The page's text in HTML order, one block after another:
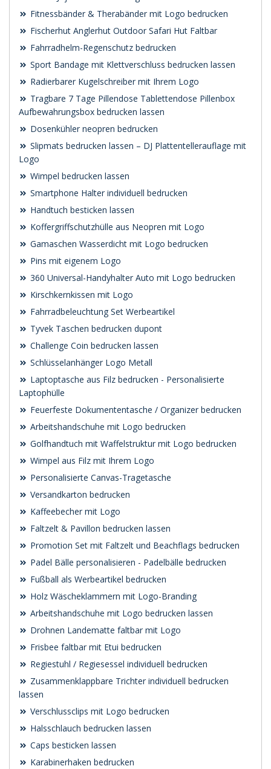
Fitnessbänder & Therabänder mit Logo bedrucken
Fischerhut Anglerhut Outdoor Safari Hut Faltbar
Fahrradhelm-Regenschutz bedrucken
Sport Bandage mit Klettverschluss bedrucken lassen
Radierbarer Kugelschreiber mit Ihrem Logo
Tragbare 7 Tage Pillendose Tablettendose Pillenbox
Aufbewahrungsbox bedrucken lassen
Dosenkühler neopren bedrucken
Slipmats bedrucken lassen – DJ Plattentellerauflage mit
Logo
Wimpel bedrucken lassen
Smartphone Halter individuell bedrucken
Handtuch besticken lassen
Koffergriffschutzhülle aus Neopren mit Logo
Gamaschen Wasserdicht mit Logo bedrucken
Pins mit eigenem Logo
360 Universal-Handyhalter Auto mit Logo bedrucken
Kirschkernkissen mit Logo
Fahrradbeleuchtung Set Werbeartikel
Tyvek Taschen bedrucken dupont
Challenge Coin bedrucken lassen
Schlüsselanhänger Logo Metall
Laptoptasche aus Filz bedrucken - Personalisierte
Laptophülle
Feuerfeste Dokumententasche / Organizer bedrucken
Arbeitshandschuhe mit Logo bedrucken
Golfhandtuch mit Waffelstruktur mit Logo bedrucken
Wimpel aus Filz mit Ihrem Logo
Personalisierte Canvas-Tragetasche
Versandkarton bedrucken
Kaffeebecher mit Logo
Faltzelt & Pavillon bedrucken lassen
Promotion Set mit Faltzelt und Beachflags bedrucken
Padel Bälle personalisieren - Padelbälle bedrucken
Fußball als Werbeartikel bedrucken
Holz Wäscheklammern mit Logo-Branding
Arbeitshandschuhe mit Logo bedrucken lassen
Drohnen Landematte faltbar mit Logo
Frisbee faltbar mit Etui bedrucken
Regiestuhl / Regiesessel individuell bedrucken
Zusammenklappbare Trichter individuell bedrucken
lassen
Verschlussclips mit Logo bedrucken
Halsschlauch bedrucken lassen
Caps besticken lassen
Karabinerhaken bedrucken